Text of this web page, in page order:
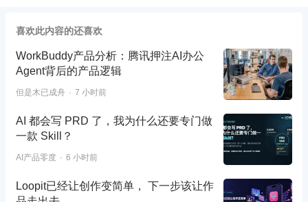
喜欢此内容的还喜欢
WorkBuddy产品分析：腾讯押注AI办公
Agent背后的产品逻辑
但是木已成舟 7 小时前
AI 都会写 PRD 了，我为什么还要专门做
一款 Skill？
AI产品零度 6 小时前
Loopit已经让创作变简单， 下一步该让作